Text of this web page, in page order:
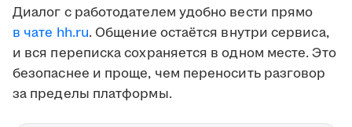
Диалог с работодателем удобно вести прямо
в чате hh.ru. Общение остаётся внутри сервиса,
и вся переписка сохраняется в одном месте. Это
безопаснее и проще, чем переносить разговор
за пределы платформы.